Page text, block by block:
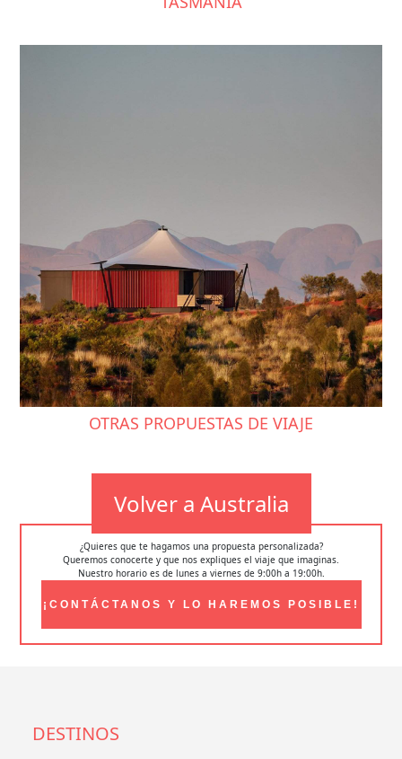
OTRAS PROPUESTAS DE VIAJE
Volver a Australia
¿Quieres que te hagamos una propuesta personalizada?
Queremos conocerte y que nos expliques el viaje que imaginas.
Nuestro horario es de lunes a viernes de 9:00h a 19:00h.
¡CONTÁCTANOS Y LO HAREMOS POSIBLE!
DESTINOS